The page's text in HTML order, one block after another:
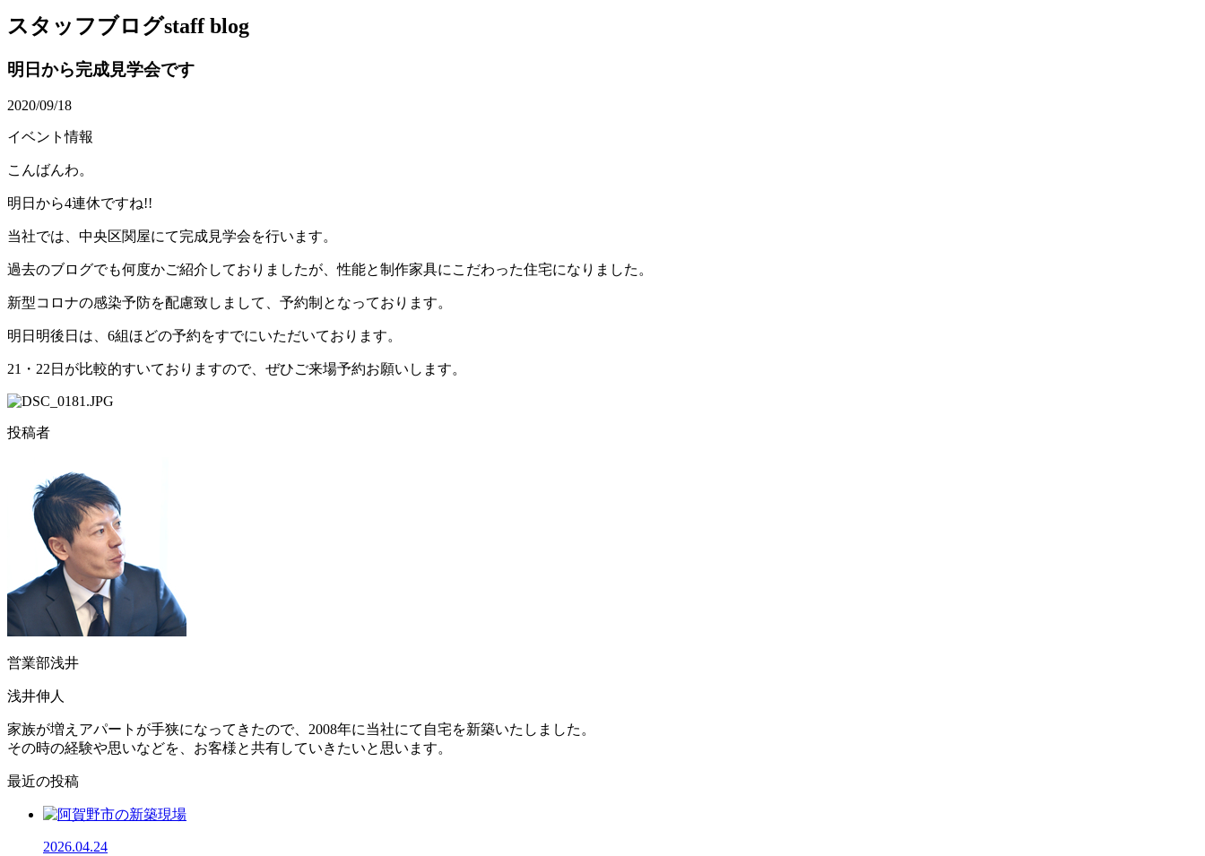
スタッフブログstaff blog
明日から完成見学会です
2020/09/18
イベント情報
こんばんわ。
明日から4連休ですね!!
当社では、中央区関屋にて完成見学会を行います。
過去のブログでも何度かご紹介しておりましたが、性能と制作家具にこだわった住宅になりました。
新型コロナの感染予防を配慮致しまして、予約制となっております。
明日明後日は、6組ほどの予約をすでにいただいております。
21・22日が比較的すいておりますので、ぜひご来場予約お願いします。
投稿者
営業部浅井
浅井伸人
家族が増えアパートが手狭になってきたので、2008年に当社にて自宅を新築いたしました。
その時の経験や思いなどを、お客様と共有していきたいと思います。
最近の投稿
2026.04.24